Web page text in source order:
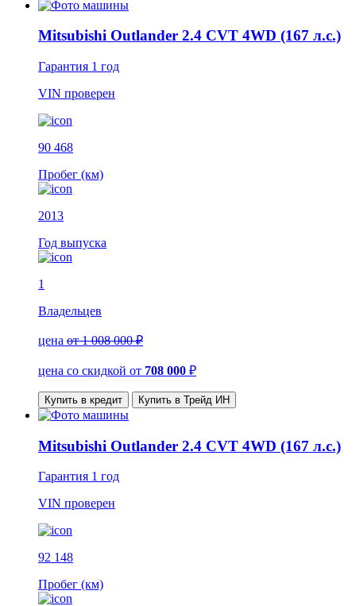
Mitsubishi Outlander 2.4 CVT 4WD (167 л.с.)
Гарантия 1 год
VIN проверен
90 468
Пробег (км)
2013
Год выпуска
1
Владельцев
цена от 1 008 000 ₽
цена со скидкой от 708 000 ₽
Купить в кредит Купить в Трейд ИН
Mitsubishi Outlander 2.4 CVT 4WD (167 л.с.)
Гарантия 1 год
VIN проверен
92 148
Пробег (км)